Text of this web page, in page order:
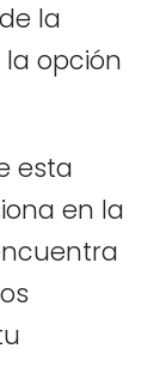
la
opción
esta
en la